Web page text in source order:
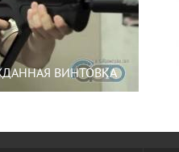
ВИНТОВКА